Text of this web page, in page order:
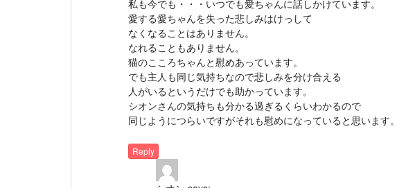
私も今でも・・・いつでも愛ちゃんに話しかけています。
愛する愛ちゃんを失った悲しみはけっして
なくなることはありません。
なれることもありません。
猫のこころちゃんと慰めあっています。
でも主人も同じ気持ちなので悲しみを分け合える
人がいるというだけでも助かっています。
シオンさんの気持ちも分かる過ぎるくらいわかるので
同じようにつらいですがそれも慰めになっていると思います。
Reply